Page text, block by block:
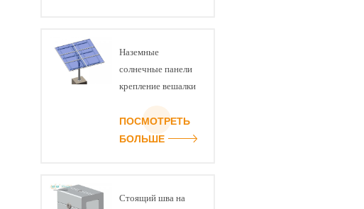
Наземные
солнечные панели
крепление вешалки
ПОСМОТРЕТЬ
БОЛЬШЕ
Стоящий шва на